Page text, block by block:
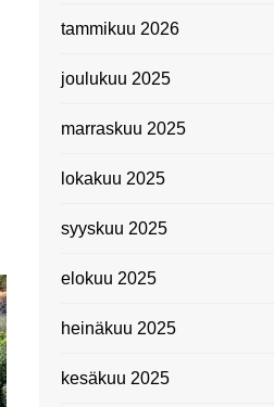
tammikuu 2026
joulukuu 2025
marraskuu 2025
lokakuu 2025
syyskuu 2025
elokuu 2025
heinäkuu 2025
kesäkuu 2025